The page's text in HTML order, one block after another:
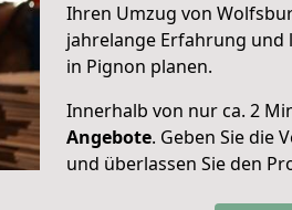
Ihren Umzug von
jahrelange Erfahrung und
in Pignon planen.
Innerhalb von nur ca. 2
Angebote. Geben Sie die
und überlassen Sie den